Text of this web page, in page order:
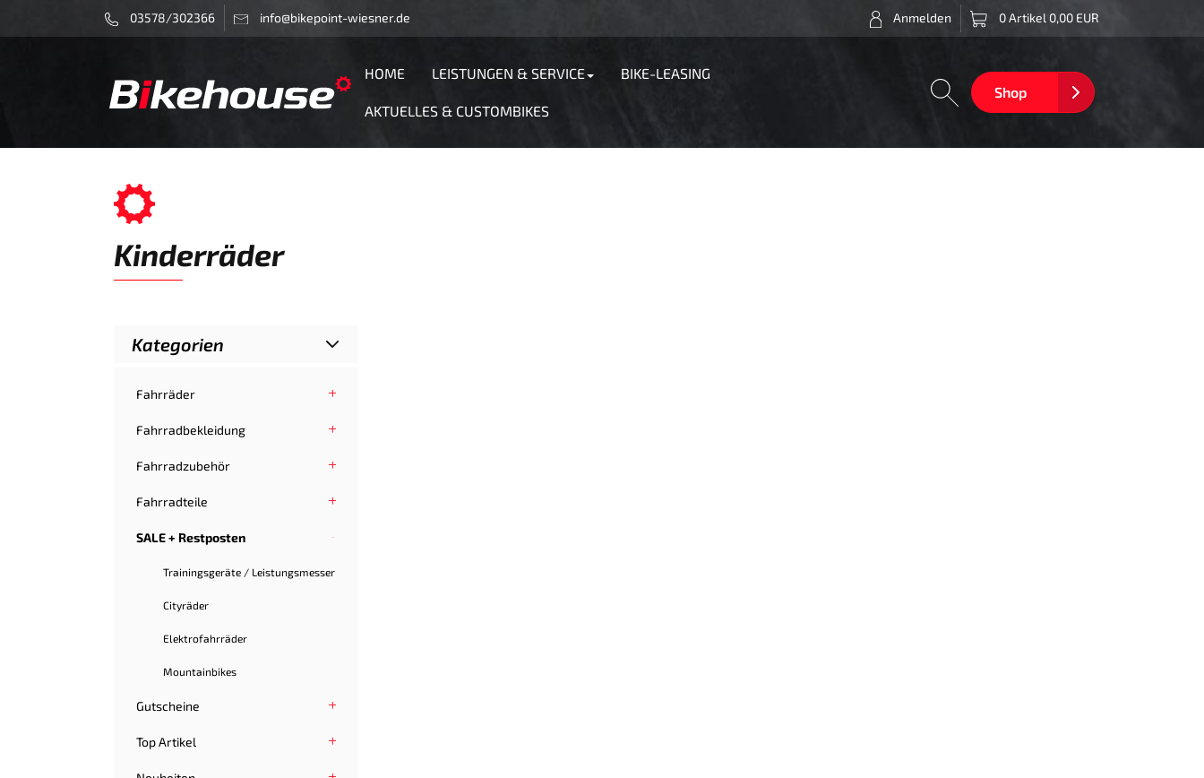
03578/302366 info@bikepoint-wiesner.de 0 Artikel 0,00 EUR
Anmelden
Shop
HOME LEISTUNGEN & SERVICE BIKE-LEASING
AKTUELLES & CUSTOMBIKES
Kinderräder
Kategorien
Fahrräder
Fahrradbekleidung
Fahrradzubehör
Fahrradteile
SALE + Restposten
Trainingsgeräte / Leistungsmesser
Cityräder
Elektrofahrräder
Mountainbikes
Gutscheine
Top Artikel